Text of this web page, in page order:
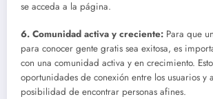
se acceda a la página.
6. Comunidad activa y creciente: Para que
para conocer gente gratis sea exitosa, es
con una comunidad activa y en crecimiento.
oportunidades de conexión entre los usuarios y
posibilidad de encontrar personas afines.